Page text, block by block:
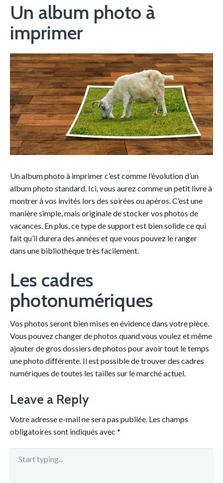
Un album photo à
imprimer
Un album photo à imprimer c’est comme l’évolution d’un
album photo standard. Ici, vous aurez comme un petit livre à
montrer à vos invités lors des soirées ou apéros. C’est une
manière simple, mais originale de stocker vos photos de
vacances. En plus, ce type de support est bien solide ce qui
fait qu’il durera des années et que vous pouvez le ranger
dans une bibliothèque très facilement.
Les cadres
photonumériques
Vos photos seront bien mises en évidence dans votre pièce.
Vous pouvez changer de photos quand vous voulez et même
ajouter de gros dossiers de photos pour avoir tout le temps
une photo différente. Il est possible de trouver des cadres
numériques de toutes les tailles sur le marché actuel.
Leave a Reply
Votre adresse e-mail ne sera pas publiée. Les champs
obligatoires sont indiqués avec *